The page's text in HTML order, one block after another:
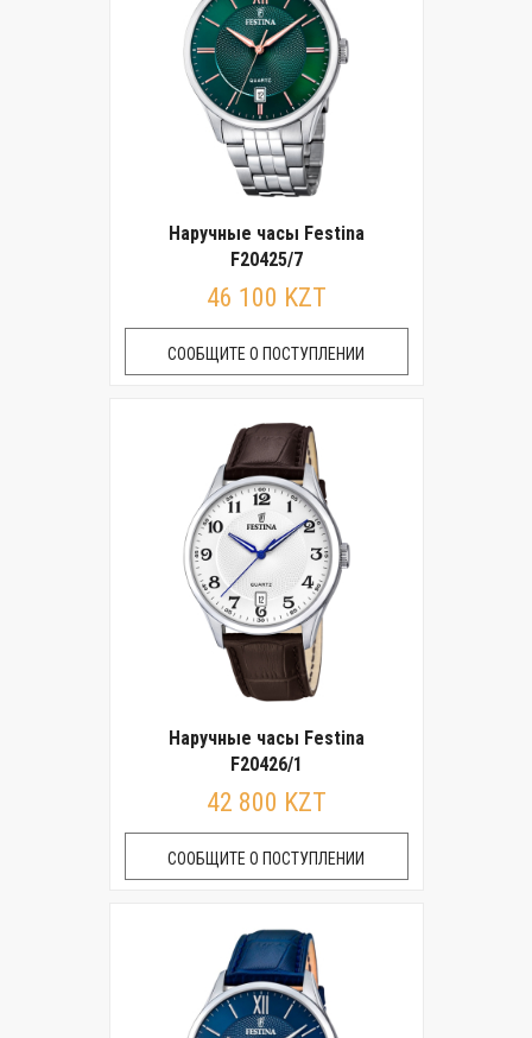
Наручные часы Festina
F20425/7
46 100 KZT
СООБЩИТЕ О ПОСТУПЛЕНИИ
Наручные часы Festina
F20426/1
42 800 KZT
СООБЩИТЕ О ПОСТУПЛЕНИИ